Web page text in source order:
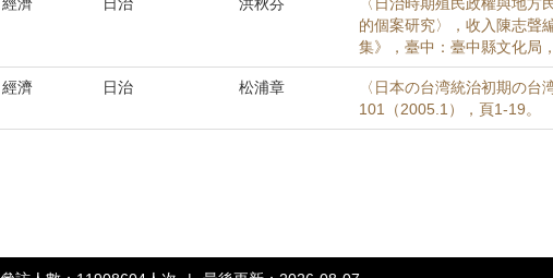
的個案研究〉，收入陳志聲
集》，臺中：臺中縣文化局
經濟 日治 松浦章
〈日本の台湾統治初期の台
101（2005.1），頁1-19。